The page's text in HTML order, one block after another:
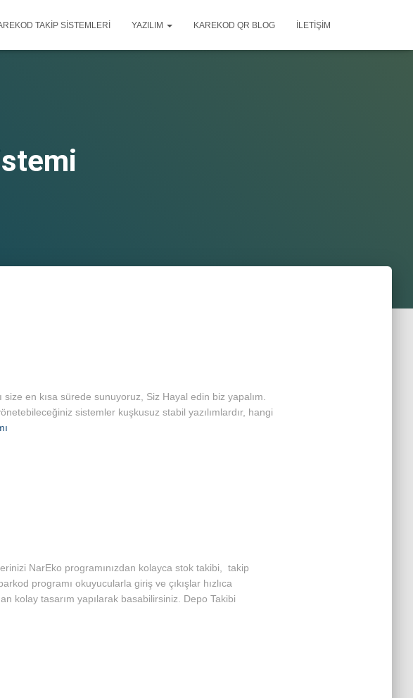
TAKIP SISTEMLERI YAZILIM KAREKOD QR BLOG İLETIŞIM
en kısa sürede sunuyoruz, Siz Hayal edin biz yapalım.
sistemler kuşkusuz stabil yazılımlardır, hangi
NarEko programınızdan kolayca stok takibi, takip
programı okuyucularla giriş ve çıkışlar hızlıca
kolay tasarım yapılarak basabilirsiniz. Depo Takibi